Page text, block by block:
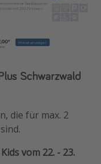
Schwarzwald
die für max. 2
vom 22. - 23.